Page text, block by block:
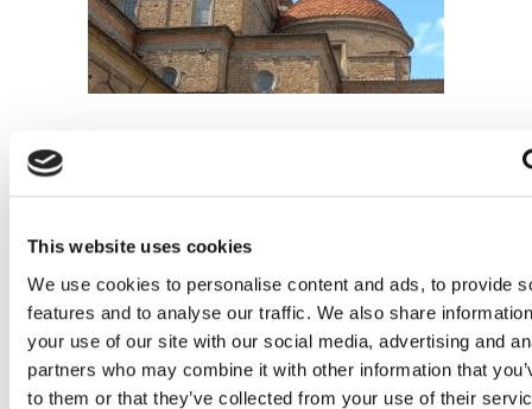
This website uses cookies
We use cookies to personalise content and ads, to provide
features and to analyse our traffic. We also share
your use of our site with our social media, advertising and
partners who may combine it with other information that
to them or that they’ve collected from your use of their
Höjdpunkter
Den gamla sakristian i San Lorenzo
Cosimo den Äldres grav i kryptan
Michelangelos statyer i Medici-kapellen
Tid och dagar